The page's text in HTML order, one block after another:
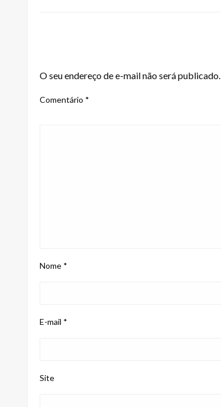
O seu endereço de e-mail não será publicado.
Comentário *
Nome *
E-mail *
Site